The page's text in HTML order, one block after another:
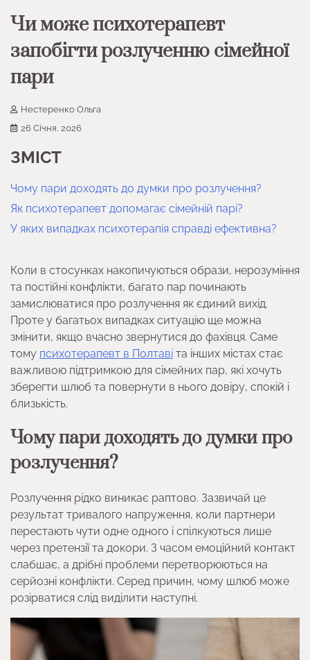
Чи може психотерапевт
запобігти розлученню сімейної
пари
Нестеренко Ольга
26 Січня, 2026
ЗМІСТ
Чому пари доходять до думки про розлучення?
Як психотерапевт допомагає сімейній парі?
У яких випадках психотерапія справді ефективна?
Коли в стосунках накопичуються образи, нерозуміння
та постійні конфлікти, багато пар починають
замислюватися про розлучення як єдиний вихід.
Проте у багатьох випадках ситуацію ще можна
змінити, якщо вчасно звернутися до фахівця. Саме
тому психотерапевт в Полтаві та інших містах стає
важливою підтримкою для сімейних пар, які хочуть
зберегти шлюб та повернути в нього довіру, спокій і
близькість.
Чому пари доходять до думки про
розлучення?
Розлучення рідко виникає раптово. Зазвичай це
результат тривалого напруження, коли партнери
перестають чути одне одного і спілкуються лише
через претензії та докори. З часом емоційний контакт
слабшає, а дрібні проблеми перетворюються на
серйозні конфлікти. Серед причин, чому шлюб може
розірватися слід виділити наступні.